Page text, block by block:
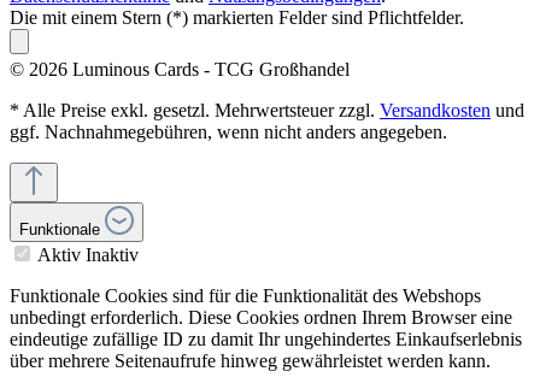
Die mit einem Stern (*) markierten Felder sind Pflichtfelder.
© 2026 Luminous Cards - TCG Großhandel
* Alle Preise exkl. gesetzl. Mehrwertsteuer zzgl. Versandkosten und
ggf. Nachnahmegebühren, wenn nicht anders angegeben.
Funktionale
Aktiv Inaktiv
Funktionale Cookies sind für die Funktionalität des Webshops
unbedingt erforderlich. Diese Cookies ordnen Ihrem Browser eine
eindeutige zufällige ID zu damit Ihr ungehindertes Einkaufserlebnis
über mehrere Seitenaufrufe hinweg gewährleistet werden kann.